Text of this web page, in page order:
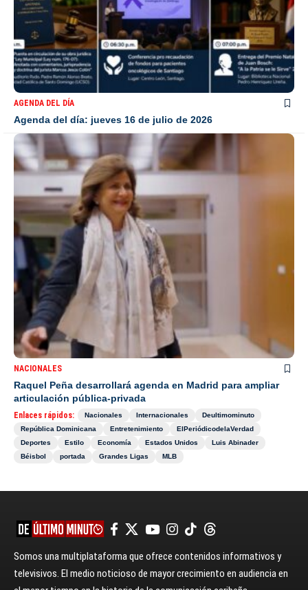
AGENDA DEL DÍA
Agenda del día: jueves 16 de julio de 2026
NACIONALES
Raquel Peña desarrollará agenda en Madrid para ampliar
articulación pública-privada
Enlaces rápidos: Nacionales Internacionales
Deultimominuto
República Dominicana
Entretenimiento
ElPeriódicodelaVerdad
Deportes
Estilo Economía Estados Unidos
Luis Abinader
Béisbol
portada Grandes Ligas MLB
Somos una multiplataforma que ofrece contenidos informativos y
televisivos. El medio noticioso de mayor crecimiento en audiencia en